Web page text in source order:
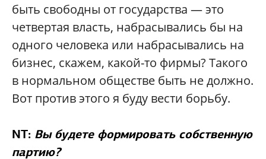
быть свободны от государства — это
четвертая власть, набрасывались бы на
одного человека или набрасывались на
бизнес, скажем, какой-то фирмы? Такого
в нормальном обществе быть не должно.
Вот против этого я буду вести борьбу.
NT: Вы будете формировать собственную
партию?